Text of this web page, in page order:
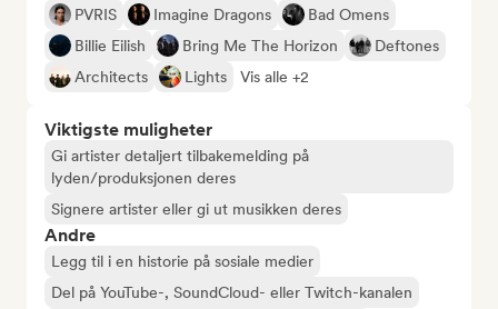
PVRIS Imagine Dragons
Bad Omens
Billie Eilish
Bring Me The Horizon
Deftones
Architects
Lights Vis alle +2
Viktigste muligheter
Gi artister detaljert tilbakemelding på
lyden/produksjonen deres
Signere artister eller gi ut musikken deres
Andre
Legg til i en historie på sosiale medier
Del på YouTube-, SoundCloud- eller Twitch-kanalen